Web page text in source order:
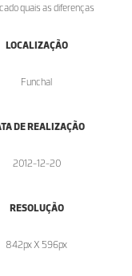
quais as diferenças
LOCALIZAÇÃO
Funchal
DE REALIZAÇÃO
2012-12-20
RESOLUÇÃO
842px X 596px